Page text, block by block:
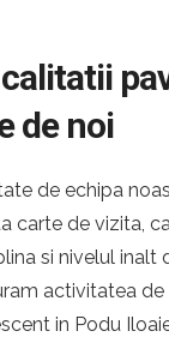
de noi
de echipa
carte de vizita,
si nivelul inalt
activitatea de
in Podu